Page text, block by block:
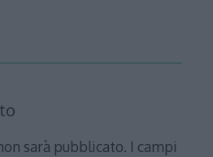
sarà pubblicato. I campi